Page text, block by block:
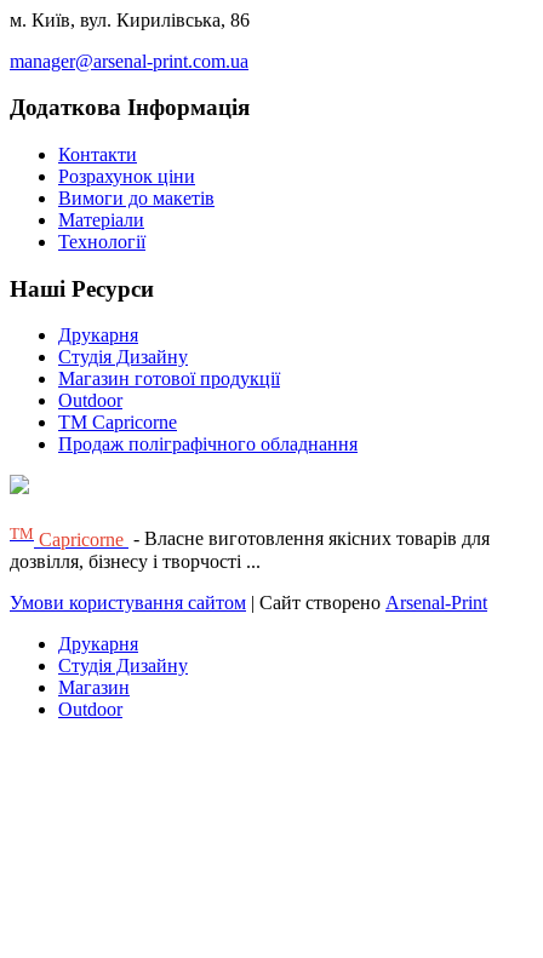
м. Київ, вул. Кирилівська, 86
manager@arsenal-print.com.ua
Додаткова Інформація
Контакти
Розрахунок ціни
Вимоги до макетів
Матеріали
Технології
Наші Ресурси
Друкарня
Студія Дизайну
Магазин готової продукції
Outdoor
TM Capricorne
Продаж поліграфічного обладнання
ТМ Capricorne - Власне виготовлення якісних товарів для
дозвілля, бізнесу і творчості ...
Умови користування сайтом | Сайт створено Arsenal-Print
Друкарня
Студія Дизайну
Магазин
Outdoor